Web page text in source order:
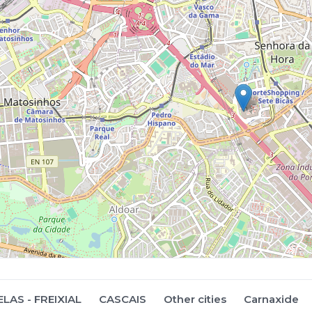
- FREIXIAL CASCAIS Other cities Carnaxide